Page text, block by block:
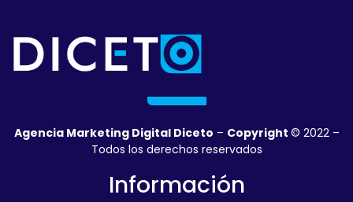
Agencia Marketing Digital Diceto – Copyright © 2022 –
Todos los derechos reservados
Información